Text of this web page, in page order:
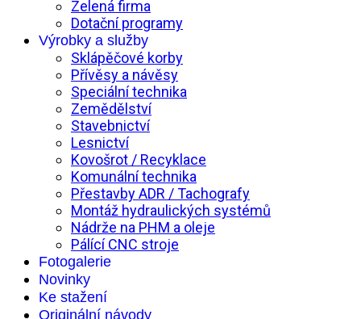
Zelená firma
Dotační programy
Výrobky a služby
Sklápěčové korby
Přívěsy a návěsy
Speciální technika
Zemědělství
Stavebnictví
Lesnictví
Kovošrot / Recyklace
Komunální technika
Přestavby ADR / Tachografy
Montáž hydraulických systémů
Nádrže na PHM a oleje
Pálící CNC stroje
Fotogalerie
Novinky
Ke stažení
Originální návody